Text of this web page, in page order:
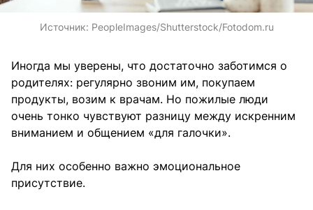
Источник: PeopleImages/Shutterstock/Fotodom.ru
Иногда мы уверены, что достаточно заботимся о
родителях: регулярно звоним им, покупаем
продукты, возим к врачам. Но пожилые люди
очень тонко чувствуют разницу между искренним
вниманием и общением «для галочки».
Для них особенно важно эмоциональное
присутствие.